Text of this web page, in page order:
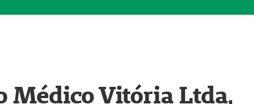
Médico Vitória Ltda,